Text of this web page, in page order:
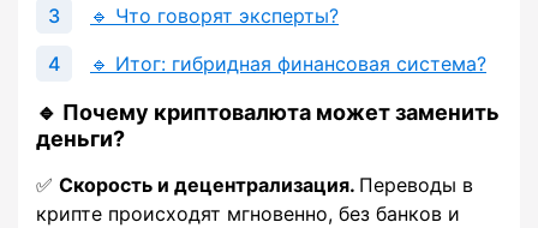
🔹 Что говорят эксперты?
🔹 Итог: гибридная финансовая система?
🔹 Почему криптовалюта может заменить
деньги?
✅ Скорость и децентрализация. Переводы в
крипте происходят мгновенно, без банков и